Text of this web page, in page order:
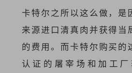
卡特尔之所以这么做，是
来源进口清真肉并获得当
的费用。而卡特尔购买的
认证的屠宰场和加工